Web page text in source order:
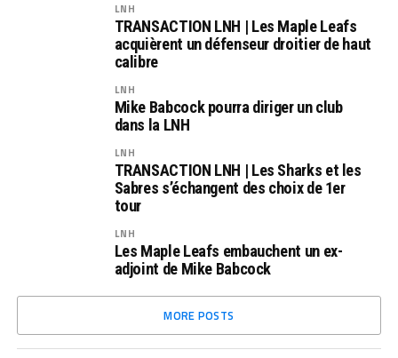
LNH
TRANSACTION LNH | Les Maple Leafs
acquièrent un défenseur droitier de haut
calibre
LNH
Mike Babcock pourra diriger un club
dans la LNH
LNH
TRANSACTION LNH | Les Sharks et les
Sabres s’échangent des choix de 1er
tour
LNH
Les Maple Leafs embauchent un ex-
adjoint de Mike Babcock
MORE POSTS